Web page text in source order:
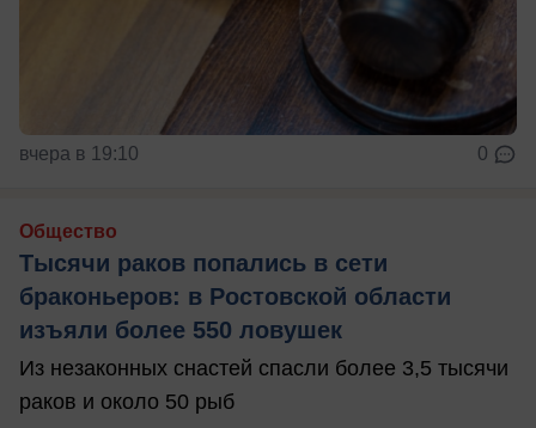
вчера в 19:10 0
Общество
Тысячи раков попались в сети
браконьеров: в Ростовской области
изъяли более 550 ловушек
Из незаконных снастей спасли более 3,5 тысячи
раков и около 50 рыб